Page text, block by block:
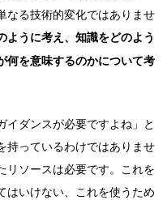
なる技術的変化ではありませ
ように考え、知識をどのよう
何を意味するのかについて考
イダンスが必要ですよね」と
持っているわけではありませ
リソースは必要です。これを
はいけない、これを使うため